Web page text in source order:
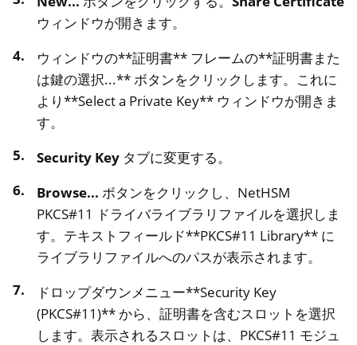
ウィンドウが開きます。
ウィンドウの**証明書** フレームの**証明書また
は鍵の選択...** ボタンをクリックします。これに
より**Select a Private Key** ウィンドウが開きま
す。
Security Key タブに変更する。
Browse... ボタンをクリックし、NetHSM
PKCS#11 ドライバライブラリファイルを選択しま
す。テキストフィールド**PKCS#11 Library** に
ライブラリファイルへのパスが表示されます。
ドロップダウンメニュー**Security Key
(PKCS#11)** から、証明書を含むスロットを選択
します。表示されるスロットは、PKCS#11 モジュ